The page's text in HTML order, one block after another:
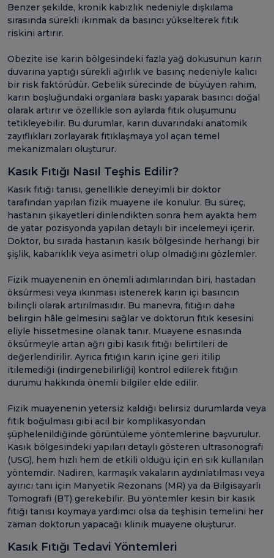
Benzer şekilde, kronik kabızlık nedeniyle dışkılama
sırasında sürekli ıkınmak da basıncı yükselterek fıtık
riskini artırır.
Obezite ise karın bölgesindeki fazla yağ dokusunun karın
duvarına yaptığı sürekli ağırlık ve basınç nedeniyle kalıcı
bir risk faktörüdür. Gebelik sürecinde de büyüyen rahim,
karın boşluğundaki organlara baskı yaparak basıncı doğal
olarak artırır ve özellikle son aylarda fıtık oluşumunu
tetikleyebilir. Bu durumlar, karın duvarındaki anatomik
zayıflıkları zorlayarak fıtıklaşmaya yol açan temel
mekanizmaları oluşturur.
Kasık Fıtığı Nasıl Teşhis Edilir?
Kasık fıtığı tanısı, genellikle deneyimli bir doktor
tarafından yapılan fizik muayene ile konulur. Bu süreç,
hastanın şikayetleri dinlendikten sonra hem ayakta hem
de yatar pozisyonda yapılan detaylı bir incelemeyi içerir.
Doktor, bu sırada hastanın kasık bölgesinde herhangi bir
şişlik, kabarıklık veya asimetri olup olmadığını gözlemler.
Fizik muayenenin en önemli adımlarından biri, hastadan
öksürmesi veya ıkınması istenerek karın içi basıncın
bilinçli olarak artırılmasıdır. Bu manevra, fıtığın daha
belirgin hâle gelmesini sağlar ve doktorun fıtık kesesini
eliyle hissetmesine olanak tanır. Muayene esnasında
öksürmeyle artan ağrı gibi kasık fıtığı belirtileri de
değerlendirilir. Ayrıca fıtığın karın içine geri itilip
itilemediği (indirgenebilirliği) kontrol edilerek fıtığın
durumu hakkında önemli bilgiler elde edilir.
Fizik muayenenin yetersiz kaldığı belirsiz durumlarda veya
fıtık boğulması gibi acil bir komplikasyondan
şüphelenildiğinde görüntüleme yöntemlerine başvurulur.
Kasık bölgesindeki yapıları detaylı gösteren ultrasonografi
(USG), hem hızlı hem de etkili olduğu için en sık kullanılan
yöntemdir. Nadiren, karmaşık vakaların aydınlatılması veya
ayırıcı tanı için Manyetik Rezonans (MR) ya da Bilgisayarlı
Tomografi (BT) gerekebilir. Bu yöntemler kesin bir kasık
fıtığı tanısı koymaya yardımcı olsa da teşhisin temelini her
zaman doktorun yapacağı klinik muayene oluşturur.
Kasık Fıtığı Tedavi Yöntemleri